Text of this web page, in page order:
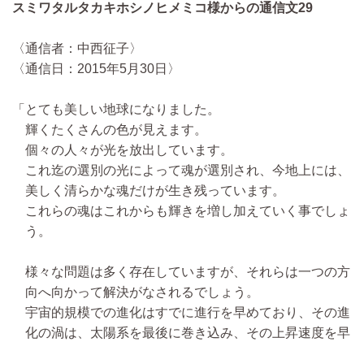
スミワタルタカキホシノヒメミコ様からの通信文29
〈通信者：中西征子〉
〈通信日：2015年5月30日〉
「とても美しい地球になりました。
輝くたくさんの色が見えます。
個々の人々が光を放出しています。
これ迄の選別の光によって魂が選別され、今地上には、
美しく清らかな魂だけが生き残っています。
これらの魂はこれからも輝きを増し加えていく事でしょ
う。
様々な問題は多く存在していますが、それらは一つの方
向へ向かって解決がなされるでしょう。
宇宙的規模での進化はすでに進行を早めており、その進
化の渦は、太陽系を最後に巻き込み、その上昇速度を早